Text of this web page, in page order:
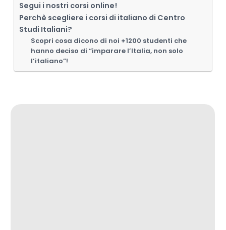
Segui i nostri corsi online!
Perchè scegliere i corsi di italiano di Centro
Studi Italiani?
Scopri cosa dicono di noi +1200 studenti che
hanno deciso di “imparare l’Italia, non solo
l’italiano”!